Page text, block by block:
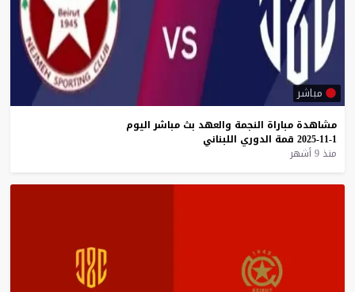
مباشر
مشاهدة مباراة النجمة والعهد بث مباشر اليوم
1-11-2025
قمة الدوري اللبناني
منذ 9 أشهر